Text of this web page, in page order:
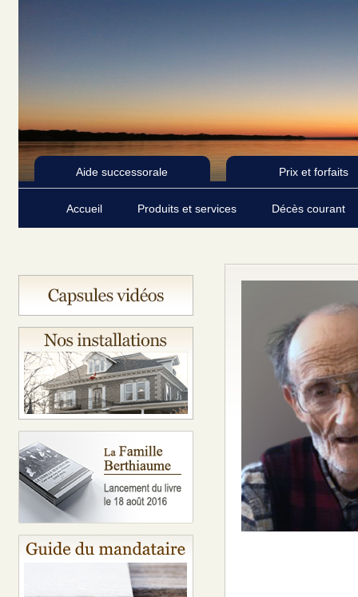
Aide successorale Prix et forfaits
Accueil Produits et services Décès courant